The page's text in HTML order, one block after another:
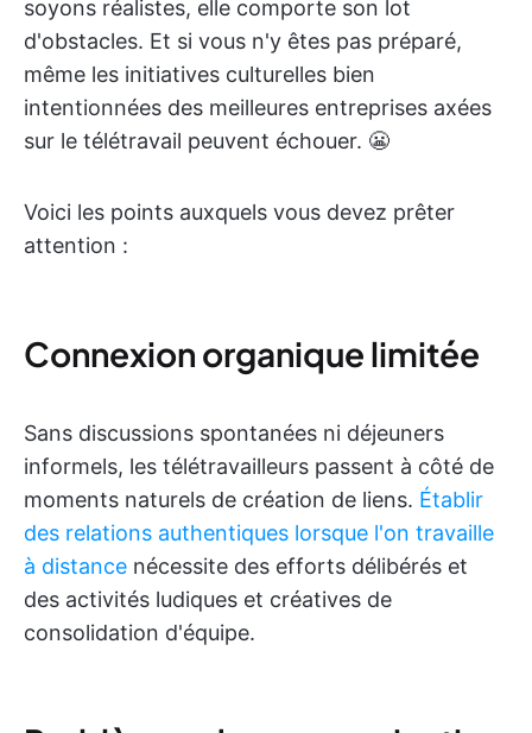
soyons réalistes, elle comporte son lot
d'obstacles. Et si vous n'y êtes pas préparé,
même les initiatives culturelles bien
intentionnées des meilleures entreprises axées
sur le télétravail peuvent échouer. 😬
Voici les points auxquels vous devez prêter
attention :
Connexion organique limitée
Sans discussions spontanées ni déjeuners
informels, les télétravailleurs passent à côté de
moments naturels de création de liens. Établir
des relations authentiques lorsque l'on travaille
à distance nécessite des efforts délibérés et
des activités ludiques et créatives de
consolidation d'équipe.